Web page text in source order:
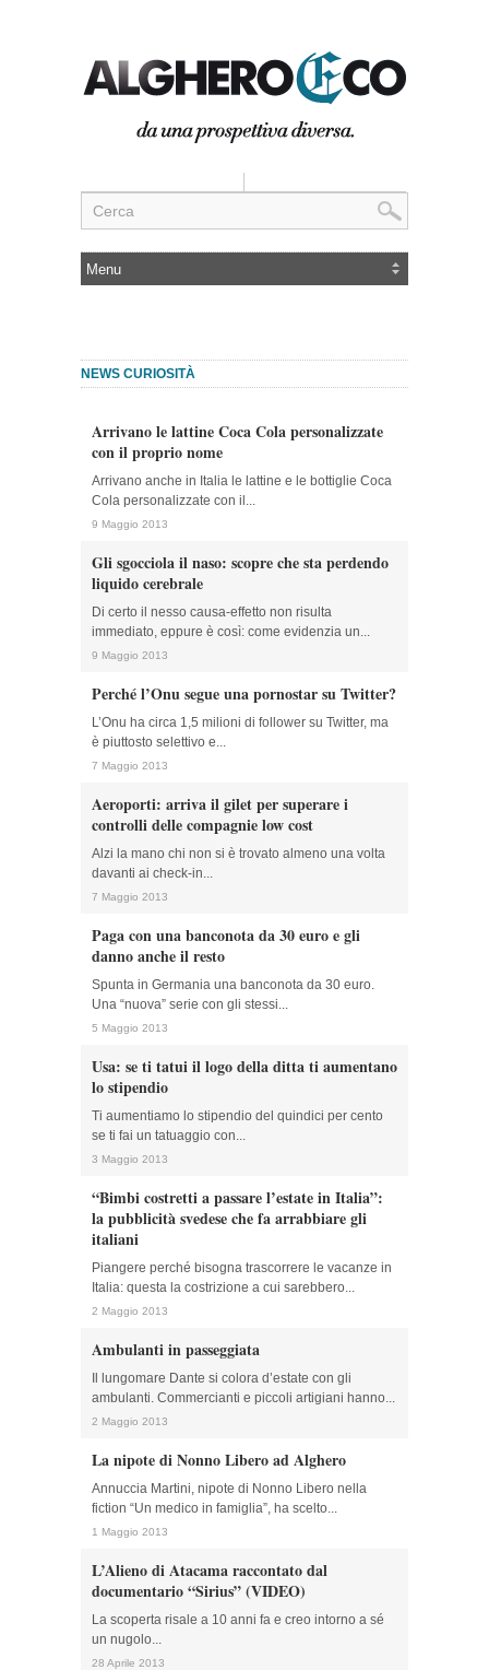
NEWS CURIOSITÀ
Arrivano le lattine Coca Cola personalizzate
con il proprio nome
Arrivano anche in Italia le lattine e le bottiglie Coca
Cola personalizzate con il...
9 Maggio 2013
Gli sgocciola il naso: scopre che sta perdendo
liquido cerebrale
Di certo il nesso causa-effetto non risulta
immediato, eppure è così: come evidenzia un...
9 Maggio 2013
Perché l’Onu segue una pornostar su Twitter?
L’Onu ha circa 1,5 milioni di follower su Twitter, ma
è piuttosto selettivo e...
7 Maggio 2013
Aeroporti: arriva il gilet per superare i
controlli delle compagnie low cost
Alzi la mano chi non si è trovato almeno una volta
davanti ai check-in...
7 Maggio 2013
Paga con una banconota da 30 euro e gli
danno anche il resto
Spunta in Germania una banconota da 30 euro.
Una “nuova” serie con gli stessi...
5 Maggio 2013
Usa: se ti tatui il logo della ditta ti aumentano
lo stipendio
Ti aumentiamo lo stipendio del quindici per cento
se ti fai un tatuaggio con...
3 Maggio 2013
“Bimbi costretti a passare l’estate in Italia”:
la pubblicità svedese che fa arrabbiare gli
italiani
Piangere perché bisogna trascorrere le vacanze in
Italia: questa la costrizione a cui sarebbero...
2 Maggio 2013
Ambulanti in passeggiata
Il lungomare Dante si colora d’estate con gli
ambulanti. Commercianti e piccoli artigiani hanno...
2 Maggio 2013
La nipote di Nonno Libero ad Alghero
Annuccia Martini, nipote di Nonno Libero nella
fiction “Un medico in famiglia”, ha scelto...
1 Maggio 2013
L’Alieno di Atacama raccontato dal
documentario “Sirius” (VIDEO)
La scoperta risale a 10 anni fa e creo intorno a sé
un nugolo...
28 Aprile 2013